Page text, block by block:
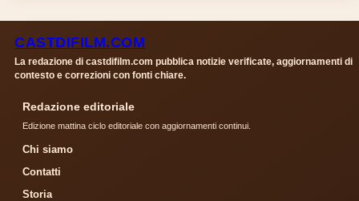
CASTDIFILM.COM
La redazione di castdifilm.com pubblica notizie verificate, aggiornamenti di
contesto e correzioni con fonti chiare.
Redazione editoriale
Edizione mattina ciclo editoriale con aggiornamenti continui.
Chi siamo
Contatti
Storia